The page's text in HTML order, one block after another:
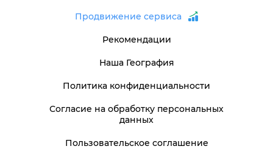
Продвижение сервиса
Рекомендации
Наша География
Политика конфиденциальности
Согласие на обработку персональных
данных
Пользовательское соглашение